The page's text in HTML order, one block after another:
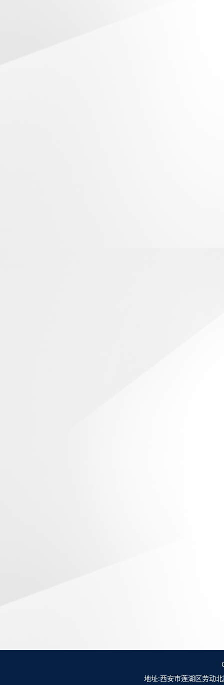
地址:西安市莲湖区劳动